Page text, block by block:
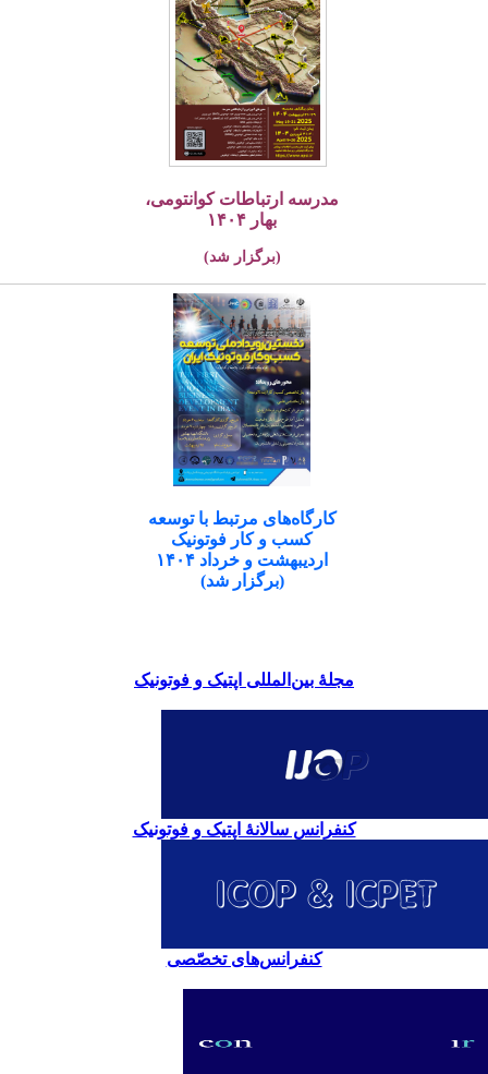
مدرسه ارتباطات کوانتومی،
بهار ۱۴۰۴
(برگزار شد)
کارگاه‌های مرتبط با توسعه
کسب و کار فوتونیک
اردیبهشت و خرداد ۱۴۰۴
(برگزار شد)
مجلۀ بین‌المللی اپتیک و فوتونیک
کنفرانس سالانۀ اپتیک و فوتونیک
کنفرانس‌های تخصّصی